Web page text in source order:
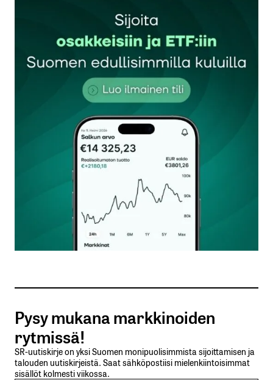
Sähköpostiosoitettasi ei julkaista.Pakolliset
kentät on merkitty*
Kommentti*
Nimesi tai nimimerkkisi
Sähköpostiosoitteesi
Tilaa SalkunRakentajan uutiskirje
Lähetä kommentti
Pysy mukana markkinoiden
rytmissä!
SR-uutiskirje on yksi Suomen monipuolisimmista sijoittamisen ja
talouden uutiskirjeistä. Saat sähköpostiisi mielenkiintoisimmat
sisällöt kolmesti viikossa.